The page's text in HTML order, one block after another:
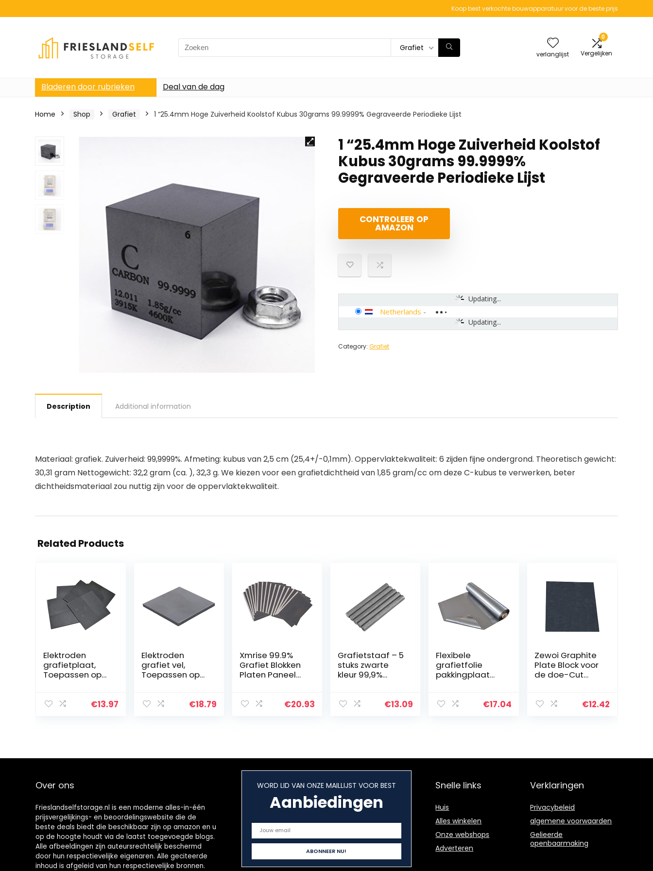
Koop best verkochte bouwapparatuur voor de beste prijs
Search
for:
Grafiet
verlanglijst
0
Vergelijken
Bladeren door rubrieken Deal van de dag
Home Shop Grafiet 1 “25.4mm Hoge Zuiverheid Koolstof Kubus 30grams 99.9999% Gegraveerde Periodieke Lijst
1 “25.4mm Hoge Zuiverheid Koolstof
Kubus 30grams 99.9999%
Gegraveerde Periodieke Lijst
CONTROLEER OP
AMAZON
Updating...
Updating...
Netherlands -
Category: Grafiet
Description Additional information
Materiaal: grafiek. Zuiverheid: 99,9999%. Afmeting: kubus van 2,5 cm (25,4+/-0,1mm). Oppervlaktekwaliteit: 6 zijden fijne ondergrond. Theoretisch gewicht:
30,31 gram Nettogewicht: 32,2 gram (ca. ), 32,3 g. We kiezen voor een grafietdichtheid van 1,85 gram/cc om deze C-kubus te verwerken, beter
dichtheidsmateriaal zou nuttig zijn voor de oppervlaktekwaliteit.
Related Products
Elektroden
grafietplaat,
Toepassen op
50mm*50mm*2
€13.97
Elektroden
grafiet vel,
Toepassen op
200mm*150mm
€18.79
Xmrise 99.9%
Grafiet Blokken
Platen Paneel
Elektrode Ingot
€20.93
Grafietstaaf – 5
stuks zwarte
kleur 99,9%
Lengte 100 mm
€13.09
Flexibele
grafietfolie
pakkingplaat
grafietpapier,
€17.04
Zewoi Graphite
Plate Block voor
de doe-Cut
Panel Industry
€12.42
Over ons
Frieslandselfstorage.nl is een moderne alles-in-één
prijsvergelijkings- en beoordelingswebsite die de
beste deals biedt die beschikbaar zijn op amazon en u
op de hoogte houdt via de laatst toegevoegde blogs.
Alle afbeeldingen zijn auteursrechtelijk beschermd
door hun respectievelijke eigenaren. Alle geciteerde
inhoud is afgeleid van hun respectievelijke bronnen.
WORD LID VAN ONZE MAILLIJST VOOR BEST
Aanbiedingen
Snelle links
Huis
Alles winkelen
Onze webshops
Adverteren
Verklaringen
Privacybeleid
algemene voorwaarden
Gelieerde
openbaarmaking